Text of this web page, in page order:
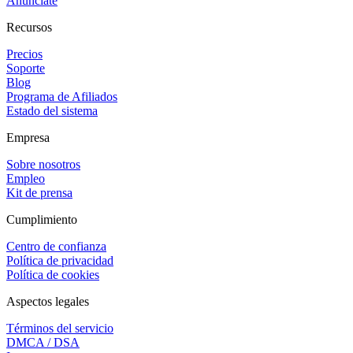
Recursos
Precios
Soporte
Blog
Programa de Afiliados
Estado del sistema
Empresa
Sobre nosotros
Empleo
Kit de prensa
Cumplimiento
Centro de confianza
Política de privacidad
Política de cookies
Aspectos legales
Términos del servicio
DMCA / DSA